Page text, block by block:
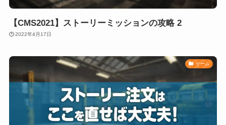
【CMS2021】ストーリーミッションの攻略 2
2022年4月17日
ゲーム